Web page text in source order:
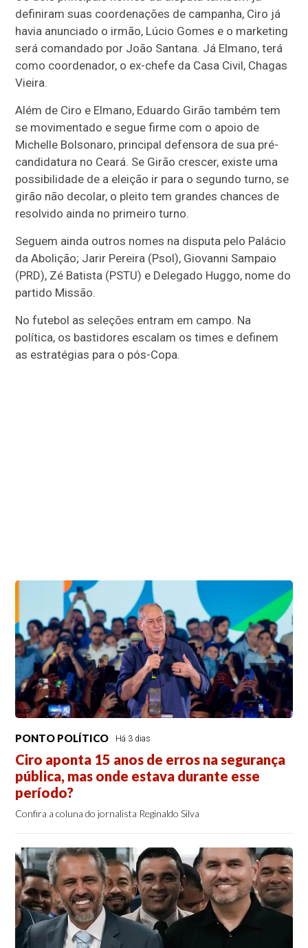
definiram suas coordenações de campanha, Ciro já
havia anunciado o irmão, Lúcio Gomes e o marketing
será comandado por João Santana. Já Elmano, terá
como coordenador, o ex-chefe da Casa Civil, Chagas
Vieira.
Além de Ciro e Elmano, Eduardo Girão também tem
se movimentado e segue firme com o apoio de
Michelle Bolsonaro, principal defensora de sua pré-
candidatura no Ceará. Se Girão crescer, existe uma
possibilidade de a eleição ir para o segundo turno, se
girão não decolar, o pleito tem grandes chances de
resolvido ainda no primeiro turno.
Seguem ainda outros nomes na disputa pelo Palácio
da Abolição; Jarir Pereira (Psol), Giovanni Sampaio
(PRD), Zé Batista (PSTU) e Delegado Huggo, nome do
partido Missão.
No futebol as seleções entram em campo. Na
política, os bastidores escalam os times e definem
as estratégias para o pós-Copa.
PONTO POLÍTICO Há 3 dias
Ciro aponta 15 anos de erros na segurança
pública, mas onde estava durante esse
período?
Confira a coluna do jornalista Reginaldo Silva